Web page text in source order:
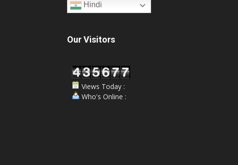
Hindi
Our Visitors
Views Today :
Who's Online :